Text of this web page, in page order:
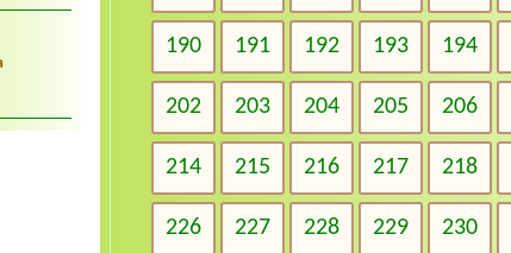
190 191 192 193 194
202 203 204 205 206
214 215 216 217 218
226 227 228 229 230